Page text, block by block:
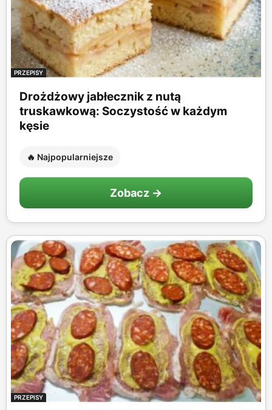
PRZEPISY
Drożdżowy jabłecznik z nutą
truskawkową: Soczystość w każdym
kęsie
🔥 Najpopularniejsze
Zobacz →
PRZEPISY